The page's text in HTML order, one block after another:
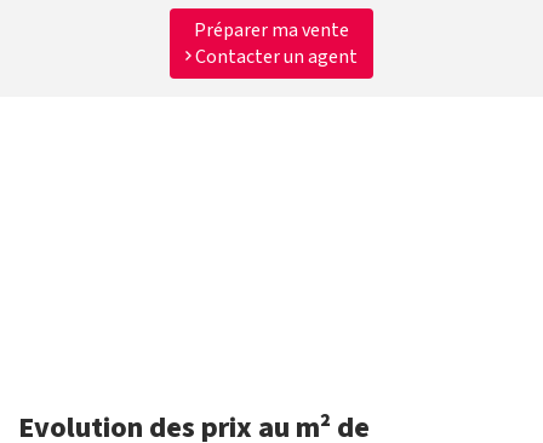
Préparer ma vente
Contacter un agent
Evolution des prix au m² de